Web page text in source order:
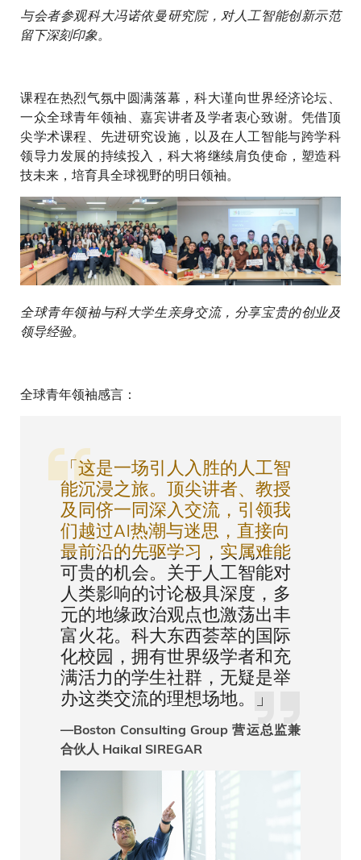
与会者参观科大冯诺依曼研究院，对人工智能创新示范
留下深刻印象。
课程在热烈气氛中圆满落幕，科大谨向世界经济论坛、
一众全球青年领袖、嘉宾讲者及学者衷心致谢。凭借顶
尖学术课程、先进研究设施，以及在人工智能与跨学科
领导力发展的持续投入，科大将继续肩负使命，塑造科
技未来，培育具全球视野的明日领袖。
全球青年领袖与科大学生亲身交流，分享宝贵的创业及
领导经验。
全球青年领袖感言：
「这是一场引人入胜的人工智
能沉浸之旅。顶尖讲者、教授
及同侪一同深入交流，引领我
们越过AI热潮与迷思，直接向
最前沿的先驱学习，实属难能
可贵的机会。关于人工智能对
人类影响的讨论极具深度，多
元的地缘政治观点也激荡出丰
富火花。科大东西荟萃的国际
化校园，拥有世界级学者和充
满活力的学生社群，无疑是举
办这类交流的理想场地。」
—Boston Consulting Group 营运总监兼
合伙人 Haikal SIREGAR